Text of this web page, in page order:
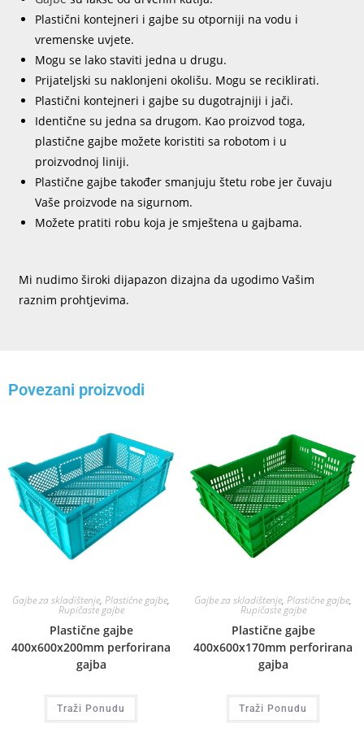
Plastični kontejneri i gajbe su otporniji na vodu i
vremenske uvjete.
Mogu se lako staviti jedna u drugu.
Prijateljski su naklonjeni okolišu. Mogu se reciklirati.
Plastični kontejneri i gajbe su dugotrajniji i jači.
Identične su jedna sa drugom. Kao proizvod toga,
plastične gajbe možete koristiti sa robotom i u
proizvodnoj liniji.
Plastične gajbe također smanjuju štetu robe jer čuvaju
Vaše proizvode na sigurnom.
Možete pratiti robu koja je smještena u gajbama.
Mi nudimo široki dijapazon dizajna da ugodimo Vašim
raznim prohtjevima.
Povezani proizvodi
Gajbe za skladištenje, Plastične gajbe,
Rupičaste gajbe
Plastične gajbe
400x600x200mm perforirana
gajba
Traži Ponudu
Gajbe za skladištenje, Plastične gajbe,
Rupičaste gajbe
Plastične gajbe
400x600x170mm perforirana
gajba
Traži Ponudu